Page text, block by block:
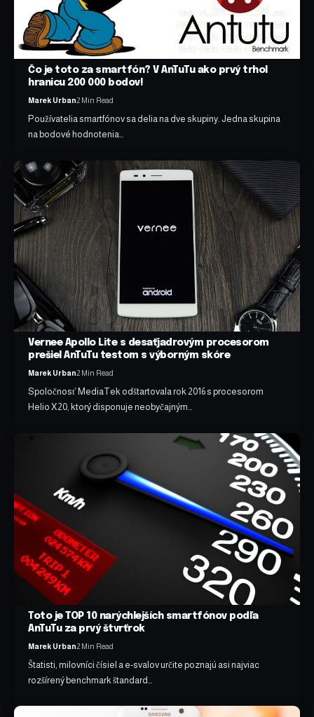
Čo je toto za smartfón? V AnTuTu ako prvý trhol
hranicu 200 000 bodov!
Marek Urban2 Min Read
Používatelia smartfónov sa delia na dve skupiny. Jedna skupina
na bodové hodnotenia…
Vernee Apollo Lite s desaťjadrovým procesorom
prešiel AnTuTu testom s výborným skóre
Marek Urban2 Min Read
Spoločnosť MediaTek odštartovala rok 2016 s procesorom
Helio X20, ktorý disponuje neobyčajným…
Toto je TOP 10 narýchlejších smartfónov podľa
AnTuTu za prvý štvrťrok
Marek Urban2 Min Read
Štatisti, milovníci čísiel a e-svalov určite poznajú asi najviac
rozšírený benchmark štandard…